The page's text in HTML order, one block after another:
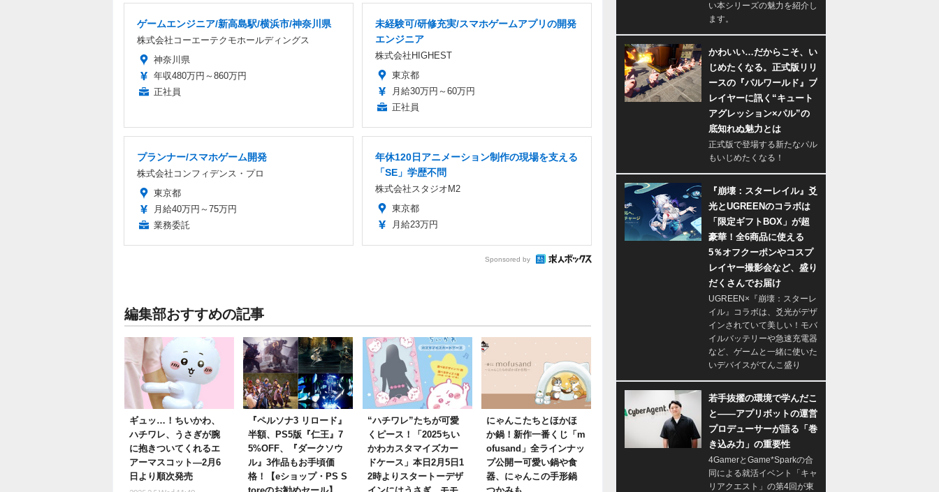
ゲームエンジニア/新高島駅/横浜市/神奈川県
株式会社コーエーテクモホールディングス
神奈川県
年収480万円～860万円
正社員
未経験可/研修充実/スマホゲームアプリの開発
エンジニア
株式会社HIGHEST
東京都
月給30万円～60万円
正社員
プランナー/スマホゲーム開発
株式会社コンフィデンス・プロ
東京都
月給40万円～75万円
業務委託
年休120日アニメーション制作の現場を支える
「SE」学歴不問
株式会社スタジオM2
東京都
月給23万円
Sponsored by
編集部おすすめの記事
ギュッ…！ちいかわ、
ハチワレ、うさぎが腕
に抱きついてくれるエ
アーマスコット―2月6
日より順次発売
『ペルソナ3 リロード』
半額、PS5版『仁王』7
5%OFF、『ダークソウ
ル』3作品もお手頃価
格！【eショップ・PS S
“ハチワレ”たちが可愛
くピース！「2025ちい
かわカスタマイズカー
ドケース」本日2月5日1
2時よりスタートーデザ
にゃんこたちとほかほ
か鍋！新作一番くじ「m
ofusand」全ラインナッ
プ公開ー可愛い鍋や食
器、にゃんこの手形鍋
い本シリーズの魅力を紹介し
ます。
かわいい…だからこそ、い
じめたくなる。正式版リリ
ースの『パルワールド』プ
レイヤーに訊く“キュート
アグレッション×パル”の
底知れぬ魅力とは
正式版で登場する新たなパル
もいじめたくなる！
『崩壊：スターレイル』爻
光とUGREENのコラボは
「限定ギフトBOX」が超
豪華！全6商品に使える
5％オフクーポンやコスプ
レイヤー撮影会など、盛り
だくさんでお届け
UGREEN×『崩壊：スターレ
イル』コラボは、爻光がデザ
インされていて美しい！モバ
イルバッテリーや急速充電器
など、ゲームと一緒に使いた
いデバイスがてんこ盛り
若手抜擢の環境で学んだこ
と――アプリボットの運営
プロデューサーが語る「巻
き込み力」の重要性
4GamerとGame*Sparkの合
同による就活イベント「キャ
リアクエスト」の第4回が東